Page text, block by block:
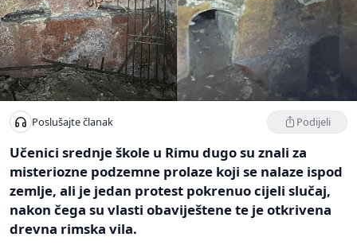
Poslušajte članak Podijeli
Učenici srednje škole u Rimu dugo su znali za
misteriozne podzemne prolaze koji se nalaze ispod
zemlje, ali je jedan protest pokrenuo cijeli slučaj,
nakon čega su vlasti obaviještene te je otkrivena
drevna rimska vila.